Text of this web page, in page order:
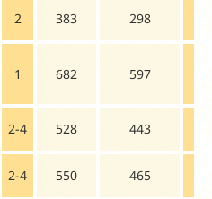
2 383 298
1 682 597
2-4 528 443
2-4 550 465